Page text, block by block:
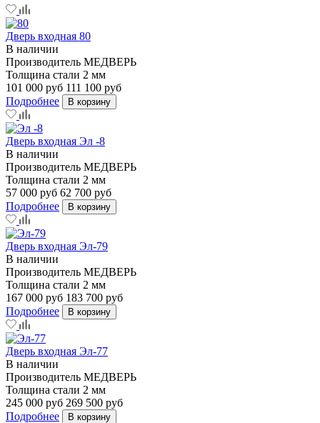
Дверь входная 80
В наличии
Производитель МЕДВЕРЬ
Толщина стали 2 мм
101 000 руб 111 100 руб
Подробнее
В корзину
Дверь входная Эл -8
В наличии
Производитель МЕДВЕРЬ
Толщина стали 2 мм
57 000 руб 62 700 руб
Подробнее
В корзину
Дверь входная Эл-79
В наличии
Производитель МЕДВЕРЬ
Толщина стали 2 мм
167 000 руб 183 700 руб
Подробнее
В корзину
Дверь входная Эл-77
В наличии
Производитель МЕДВЕРЬ
Толщина стали 2 мм
245 000 руб 269 500 руб
Подробнее
В корзину